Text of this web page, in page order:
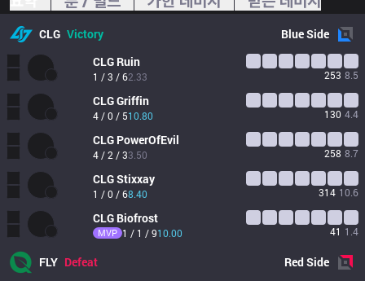
CLG Victory BlueSide
CLG Ruin
1 / 3 / 62.33 253 8.5
CLGGriffin
4 / 0 / 510.80 130 4.4
CLG PowerOfEvil
4 / 2 / 33.50 258 8.7
CLGStixxay
1 / 0 / 68.40 314 10.6
CLG Biofrost
MVP 1 / 1 / 910.00 41 1.4
FLY Defeat RedSide